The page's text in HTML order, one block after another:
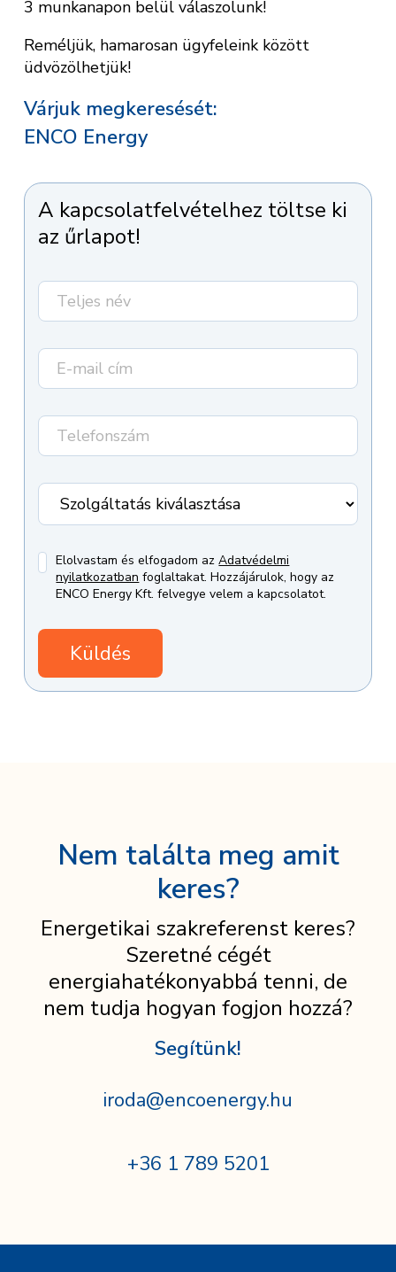
3 munkanapon belül válaszolunk!
Reméljük, hamarosan ügyfeleink között
üdvözölhetjük!
Várjuk megkeresését:
ENCO Energy
A kapcsolatfelvételhez töltse ki
az űrlapot!
Elolvastam és elfogadom azAdatvédelmi
nyilatkozatban foglaltakat. Hozzájárulok, hogy az
ENCO Energy Kft. felvegye velem a kapcsolatot.
Nem találta meg amit
keres?
Energetikai szakreferenst keres?
Szeretné cégét
energiahatékonyabbá tenni, de
nem tudja hogyan fogjon hozzá?
Segítünk!
iroda@encoenergy.hu
+36 1 789 5201